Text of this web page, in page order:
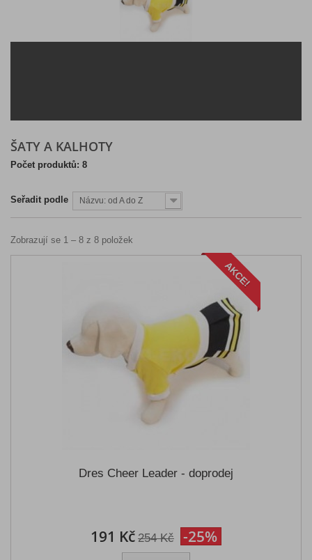
ŠATY A KALHOTY
Počet produktů: 8
Seřadit podle Názvu: od A do Z
Zobrazují se 1 – 8 z 8 položek
AKCE!
Dres Cheer Leader - doprodej
191 Kč 254 Kč -25%